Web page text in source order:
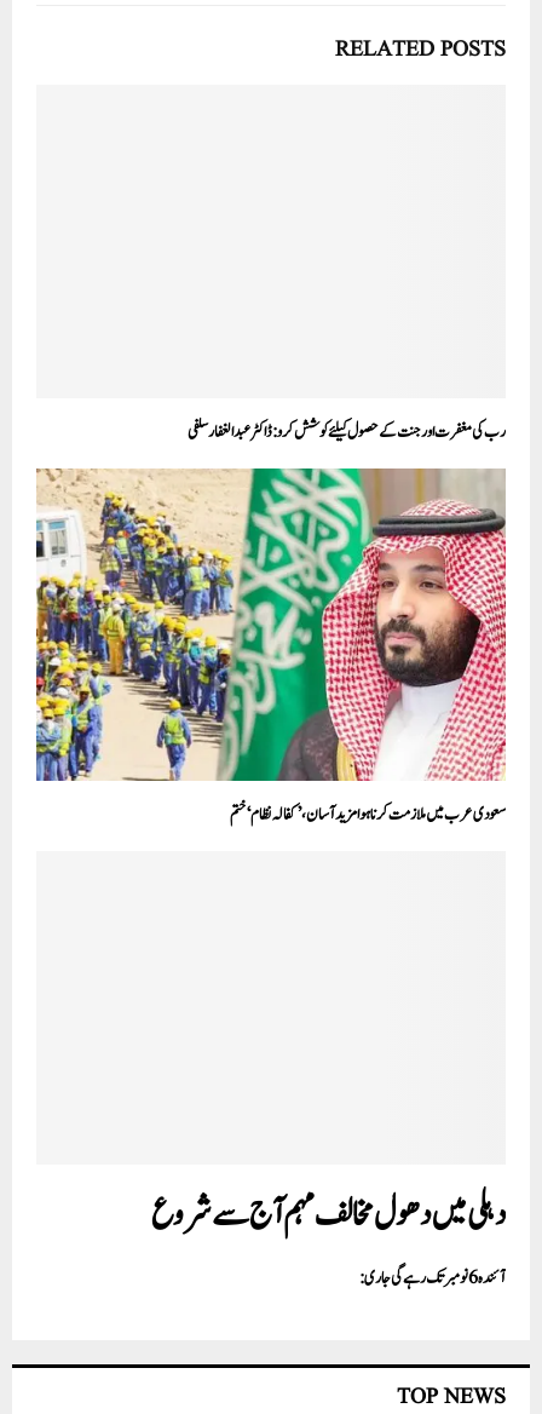
RELATED POSTS
رب کی مغفرت اور جنت کے حصول کیلئے کوشش کرو:ڈاکٹر عبدالغفار سلفی
سعودی عرب میں ملازمت کرنا ہوا مزید آسان، ’کفالہ نظام‘ ختم
دہلی میں دھول مخالف مہم آج سے شروع
آئندہ 6نومبر تک رہے گی جاری:
TOP NEWS